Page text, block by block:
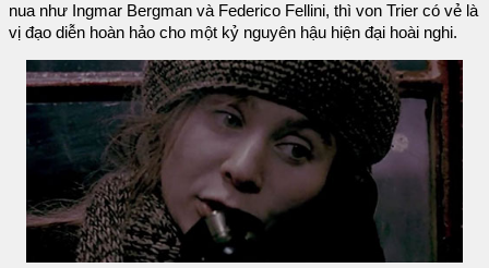
nua như Ingmar Bergman và Federico Fellini, thì von Trier có vẻ là
vị đạo diễn hoàn hảo cho một kỷ nguyên hậu hiện đại hoài nghi.